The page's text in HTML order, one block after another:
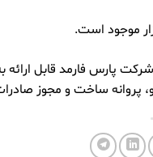
سبد دارویی شركت پارس فارمد قابل
پروانه ساخت و مجوز